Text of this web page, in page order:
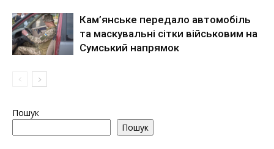
Кам’янське передало автомобіль
та маскувальні сітки військовим на
Сумський напрямок
Пошук
Пошук